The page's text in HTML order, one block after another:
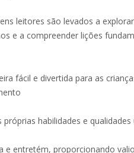
leitores são levados a
e a compreender lições
fácil e divertida para as
habilidades e qualidades
e entretém, proporcionando